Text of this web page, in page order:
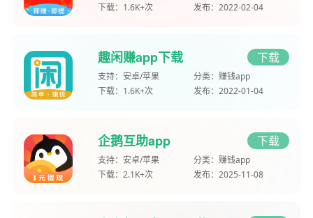
下载： 1.6K+次 发布： 2022-02-04
趣闲赚app下载 下载
支持： 安卓/苹果 分类： 赚钱app
下载： 1.6K+次 发布： 2022-01-04
企鹅互助app 下载
支持： 安卓/苹果 分类： 赚钱app
下载： 2.1K+次 发布： 2025-11-08